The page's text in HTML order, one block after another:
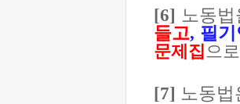
[6] 노동
들고, 필
문제집으
[7] 노동